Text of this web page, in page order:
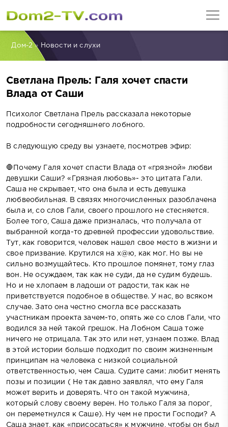
Дом-2» Новости и слухи
Светлана Прель: Галя хочет спасти
Влада от Саши
Психолог Светлана Прель рассказала некоторые
подробности сегодняшнего лобного.
В следующую среду вы узнаете, посмотрев эфир:
🛑Почему Галя хочет спасти Влада от «грязной» любви
девушки Саши? «Грязная любовь»- это цитата Гали.
Саша не скрывает, что она была и есть девушка
любвеобильная. В связях многочисленных разоблачена
была и, со слов Гали, своего прошлого не стесняется.
Более того, Саша даже призналась, что получала от
выбранной когда-то древней профессии удовольствие.
Тут, как говорится, человек нашел свое место в жизни и
свое призвание. Крутился на х@ю, как мог. Но вы не
сильно возмущайтесь. Кто прошлое помянет, тому глаз
вон. Не осуждаем, так как не суди, да не судим будешь.
Но и не хлопаем в ладоши от радости, так как не
приветствуется подобное в обществе. У нас, во всяком
случае. Зато она честно смогла все рассказать
участникам проекта зачем-то, опять же со слов Гали, что
водился за ней такой грешок. На Лобном Саша тоже
ничего не отрицала. Так это или нет, узнаем позже. Влад
в этой истории больше подходит по своим жизненным
принципам на человека с низкой социальной
ответственностью, чем Саша. Судите сами: любит менять
позы и позиции ( Не так давно заявлял, что ему Галя
может верить и доверять. Что он такой мужчина,
который слову своему верен. Но только Галя за порог,
он переметнулся к Саше). Ну чем не прости Господи? А
Саша знает, как «присосаться» к мужчине, чтобы он был